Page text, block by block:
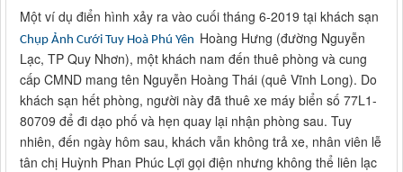
Một ví dụ điển hình xảy ra vào cuối tháng 6-2019 tại khách sạn
Chụp Ảnh Cưới Tuy Hoà Phú Yên Hoàng Hưng (đường Nguyễn
Lạc, TP Quy Nhơn), một khách nam đến thuê phòng và cung
cấp CMND mang tên Nguyễn Hoàng Thái (quê Vĩnh Long). Do
khách sạn hết phòng, người này đã thuê xe máy biển số 77L1-
80709 để đi dạo phố và hẹn quay lại nhận phòng sau. Tuy
nhiên, đến ngày hôm sau, khách vẫn không trả xe, nhân viên lễ
tân chị Huỳnh Phan Phúc Lợi gọi điện nhưng không thể liên lạc